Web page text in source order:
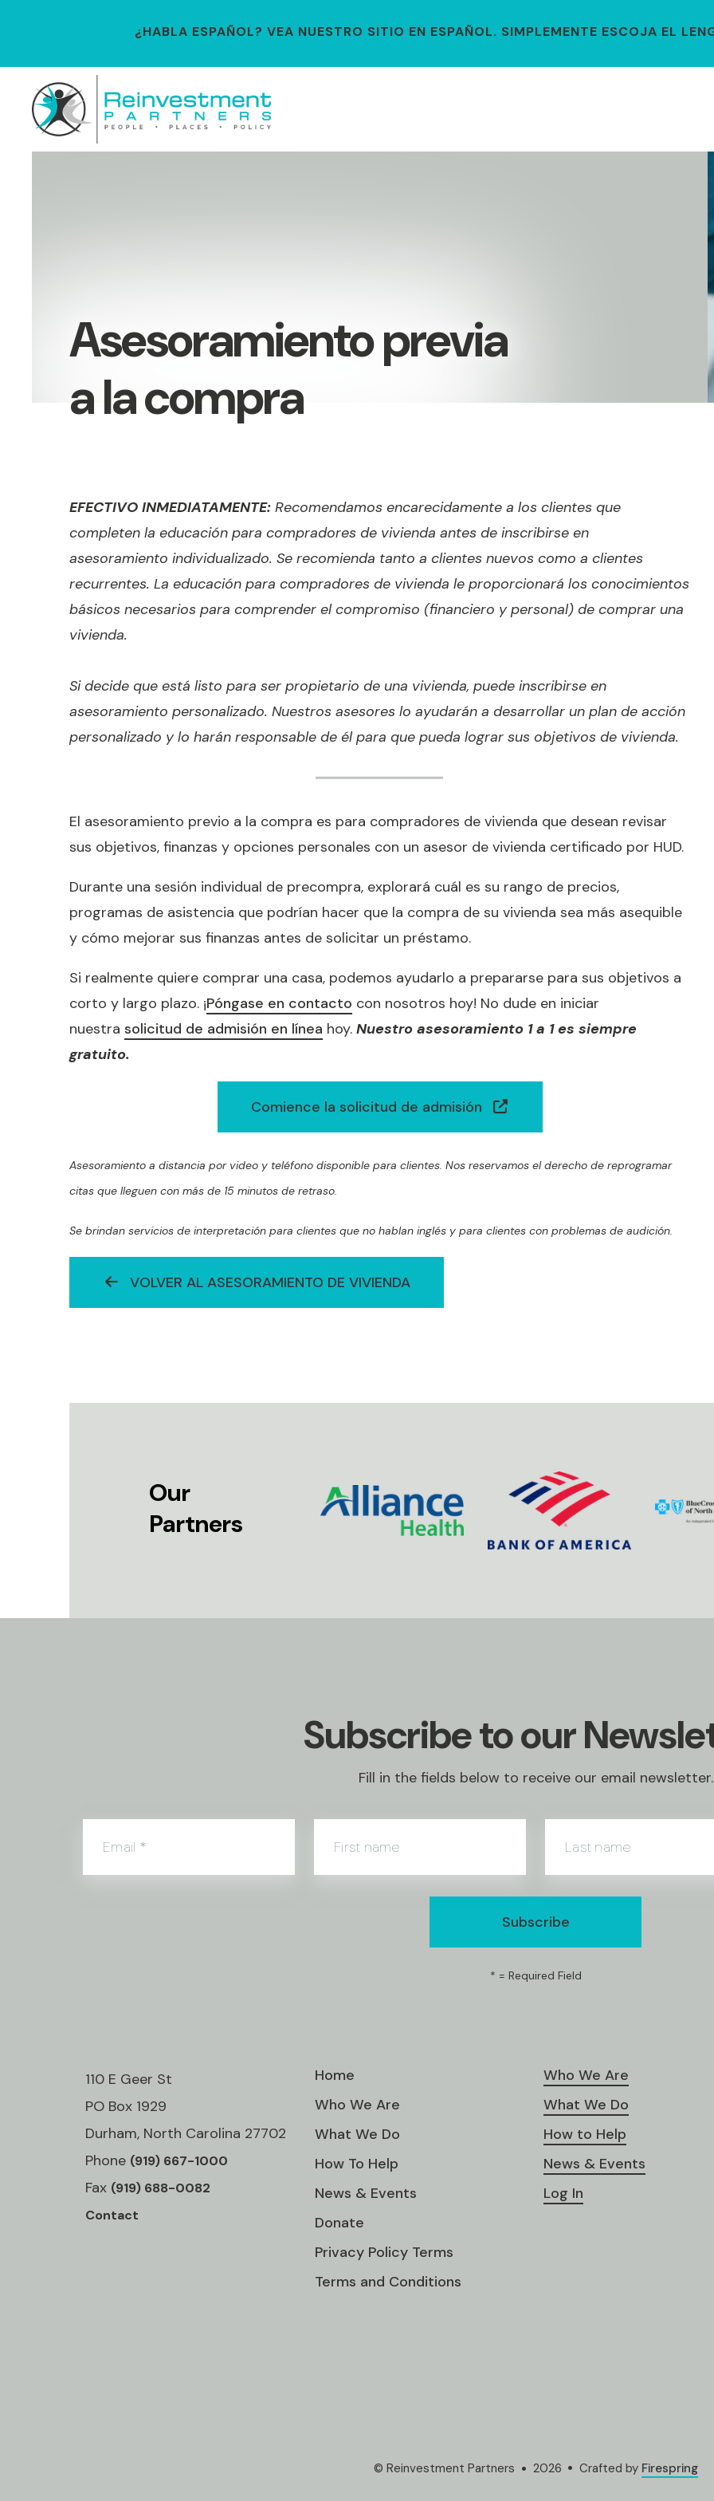
¿HABLA ESPAÑOL? VEA NUESTRO SITIO EN ESPAÑOL. SIMPLEMENTE ESCOJA EL
Asesoramiento previa
a la compra
EFECTIVO INMEDIATAMENTE: Recomendamos encarecidamente a los clientes que
completen la educación para compradores de vivienda antes de inscribirse en
asesoramiento individualizado. Se recomienda tanto a clientes nuevos como a clientes
recurrentes. La educación para compradores de vivienda le proporcionará los conocimientos
básicos necesarios para comprender el compromiso (financiero y personal) de comprar una
vivienda.
Si decide que está listo para ser propietario de una vivienda, puede inscribirse en
asesoramiento personalizado. Nuestros asesores lo ayudarán a desarrollar un plan de acción
personalizado y lo harán responsable de él para que pueda lograr sus objetivos de vivienda.
El asesoramiento previo a la compra es para compradores de vivienda que desean revisar
sus objetivos, finanzas y opciones personales con un asesor de vivienda certificado por HUD.
Durante una sesión individual de precompra, explorará cuál es su rango de precios,
programas de asistencia que podrían hacer que la compra de su vivienda sea más asequible
y cómo mejorar sus finanzas antes de solicitar un préstamo.
Si realmente quiere comprar una casa, podemos ayudarlo a prepararse para sus objetivos a
corto y largo plazo. ¡Póngase en contacto con nosotros hoy! No dude en iniciar
nuestra solicitud de admisión en línea hoy. Nuestro asesoramiento 1 a 1 es siempre
gratuito.
Comience la solicitud de admisión
Asesoramiento a distancia por video y teléfono disponible para clientes. Nos reservamos el derecho de reprogramar
citas que lleguen con más de 15 minutos de retraso.
Se brindan servicios de interpretación para clientes que no hablan inglés y para clientes con problemas de audición.
VOLVER AL ASESORAMIENTO DE VIVIENDA
Our
Partners
Subscribe to our
Fill in the fields below to receive our email newsletter.
Email * First name Last name
* = Required Field
110 E Geer St
PO Box 1929
Durham, North Carolina 27702
Phone (919) 667-1000
Fax (919) 688-0082
Contact
Home
Who We Are
What We Do
How To Help
News & Events
Donate
Privacy Policy Terms
Terms and Conditions
Who We Are
What We Do
How to Help
News & Events
Log In
© Reinvestment Partners 2026 Crafted by Firespring